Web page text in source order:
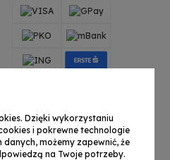
Dzięki wykorzystaniu
i pokrewne technologie
możemy zapewnić, że
na Twoje potrzeby.